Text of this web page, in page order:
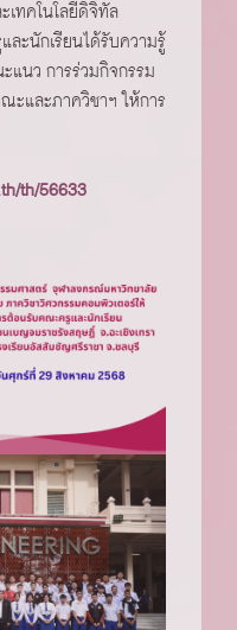
ทคโนโลยีดิจิทัล
ะนักเรียนได้รับความรู้
แนว การร่วมกิจกรรม
ะและภาควิชาฯ ให้การ
th/56633